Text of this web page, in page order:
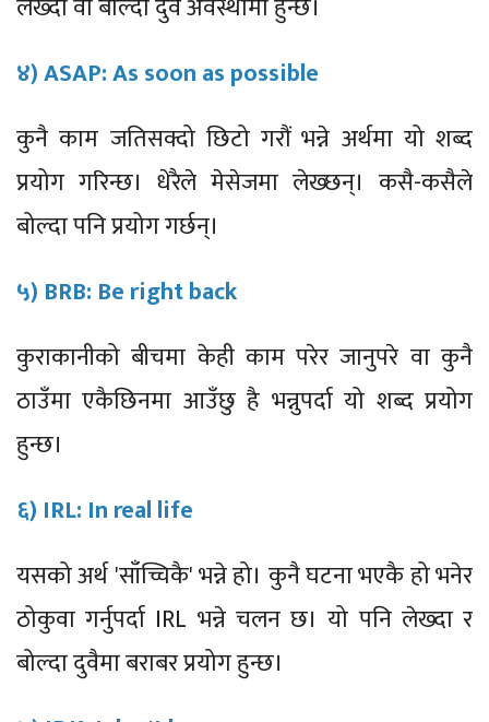
लेख्दा वा बोल्दा दुवै अवस्थामा हुन्छ।
४) ASAP: As soon as possible
कुनै काम जतिसक्दो छिटो गरौं भन्ने अर्थमा यो शब्द
प्रयोग गरिन्छ। धेरैले मेसेजमा लेख्छन्। कसै-कसैले
बोल्दा पनि प्रयोग गर्छन्।
५) BRB: Be right back
कुराकानीको बीचमा केही काम परेर जानुपरे वा कुनै
ठाउँमा एकैछिनमा आउँछु है भन्नुपर्दा यो शब्द प्रयोग
हुन्छ।
६) IRL: In real life
यसको अर्थ 'साँच्चिकै' भन्ने हो। कुनै घटना भएकै हो भनेर
ठोकुवा गर्नुपर्दा IRL भन्ने चलन छ। यो पनि लेख्दा र
बोल्दा दुवैमा बराबर प्रयोग हुन्छ।